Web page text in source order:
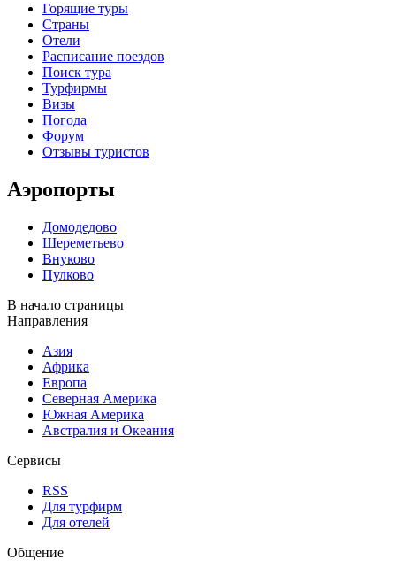
Горящие туры
Страны
Отели
Расписание поездов
Поиск тура
Турфирмы
Визы
Погода
Форум
Отзывы туристов
Аэропорты
Домодедово
Шереметьево
Внуково
Пулково
В начало страницы
Направления
Азия
Африка
Европа
Северная Америка
Южная Америка
Австралия и Океания
Сервисы
RSS
Для турфирм
Для отелей
Общение